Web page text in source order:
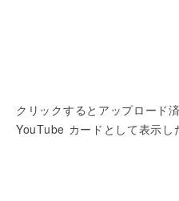
クリックするとアップロード
YouTube カードとして表示し